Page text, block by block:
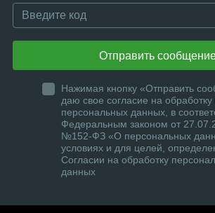
Отправить
Нажимая кнопку «Отправить
даю свое согласие на
персональных данных, в
Федеральным законом от
№152-ФЗ «О персональных
условиях и для целей,
Согласии на обработку
данных